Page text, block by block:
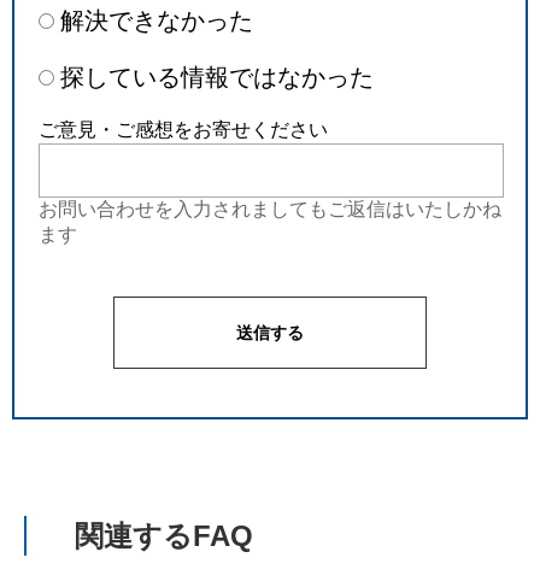
解決できなかった
探している情報ではなかった
ご意見・ご感想をお寄せください
お問い合わせを入力されましてもご返信はいたしかね
ます
関連するFAQ